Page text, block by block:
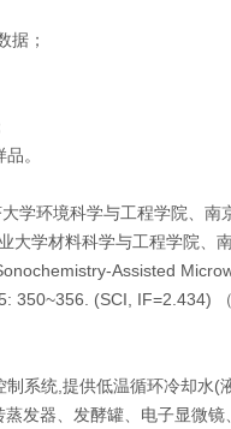
据；
。
学环境科学与工程学院、南
大学材料科学与工程学院、
Assisted
350~356. (SCI, IF=2.434)
系统,提供低温循环冷却水(
发器、发酵罐、电子显微